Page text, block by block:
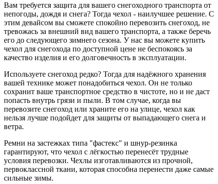
Вам требуется защита для вашего снегоходного транспорта от
непогоды, дождя и снега? Тогда чехол - наилучшее решение. С
этим девайсом вы сможете спокойно перевозить снегоход, не
тревожась за внешний вид вашего транспорта, а также беречь
его до следующего зимнего сезона. У нас вы можете купить
чехол для снегохода по доступной цене не беспокоясь за
качество изделия и его долговечность в эксплуатации.
Используете снегоход редко? Тогда для надёжного хранения
вашей технике может понадобиться чехол. Он не только
сохранит ваше транспортное средство в чистоте, но и не даст
попасть внутрь грязи и пыли. В том случае, когда вы
перевозите снегоход или храните его на улице, чехол как
нельзя лучше подойдет для защиты от выпадающего снега и
ветра.
Ремни на застежках типа "фастекс" и шнур-резинка
гарантируют, что чехол с лёгкостью перенесёт трудные
условия перевозки. Чехлы изготавливаются из прочной,
первоклассной ткани, которая способна перенести даже самые
сильные зимы.